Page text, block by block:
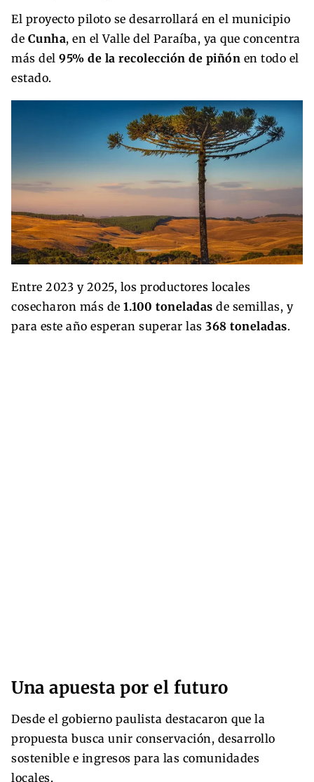
El proyecto piloto se desarrollará en el municipio
de Cunha, en el Valle del Paraíba, ya que concentra
más del 95% de la recolección de piñón en todo el
estado.
Entre 2023 y 2025, los productores locales
cosecharon más de 1.100 toneladas de semillas, y
para este año esperan superar las 368 toneladas.
Una apuesta por el futuro
Desde el gobierno paulista destacaron que la
propuesta busca unir conservación, desarrollo
sostenible e ingresos para las comunidades
locales.